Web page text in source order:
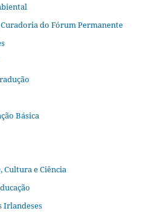
do Fórum Permanente
Básica
Cultura e Ciência
Irlandeses